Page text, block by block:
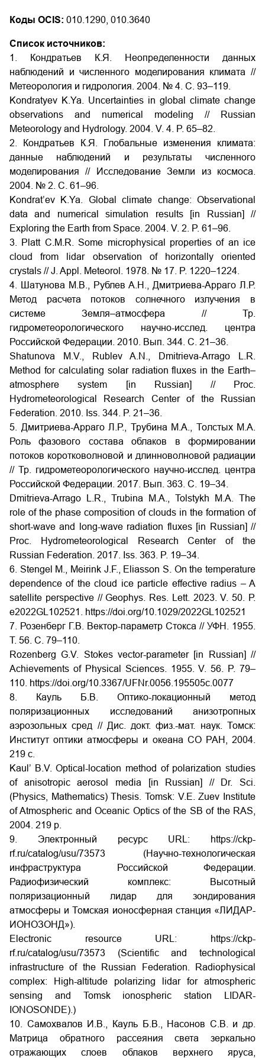
Коды OCIS: 010.1290, 010.3640
Список источников:
1. Кондратьев К.Я. Неопределенности данных
наблюдений и численного моделирования климата //
Метеорология и гидрология. 2004. № 4. С. 93–119.
Kondratyev K.Ya. Uncertainties in global climate change
observations and numerical modeling // Russian
Meteorology and Hydrology. 2004. V. 4. P. 65–82.
2. Кондратьев К.Я. Глобальные изменения климата:
данные наблюдений и результаты численного
моделирования // Исследование Земли из космоса.
2004. № 2. С. 61–96.
Kondrat’ev K.Ya. Global climate change: Observational
data and numerical simulation results [in Russian] //
Exploring the Earth from Space. 2004. V. 2. P. 61–96.
3. Platt C.M.R. Some microphysical properties of an ice
cloud from lidar observation of horizontally oriented
crystals // J. Appl. Meteorol. 1978. № 17. P. 1220–1224.
4. Шатунова М.В., Рублев А.Н., Дмитриева-Арраго Л.Р.
Метод расчета потоков солнечного излучения в
системе Земля–атмосфера
// Тр.
гидрометеорологического научно-исслед. центра
Российской Федерации. 2010. Вып. 344. С. 21–36.
Shatunova M.V., Rublev A.N., Dmitrieva-Arrago L.R.
Method for calculating solar radiation fluxes in the Earth–
atmosphere system [in Russian] // Proc.
Hydrometeorological Research Center of the Russian
Federation. 2010. Iss. 344. P. 21–36.
5. Дмитриева-Арраго Л.Р., Трубина М.А., Толстых М.А.
Роль фазового состава облаков в формировании
потоков коротковолновой и длинноволновой радиации
// Тр. гидрометеорологического научно-исслед. центра
Российской Федерации. 2017. Вып. 363. С. 19–34.
Dmitrieva-Arrago L.R., Trubina M.A., Tolstykh M.A. The
role of the phase composition of clouds in the formation of
short-wave and long-wave radiation fluxes [in Russian] //
Proc. Hydrometeorological Research Center of the
Russian Federation. 2017. Iss. 363. P. 19–34.
6. Stengel M., Meirink J.F., Eliasson S. On the temperature
dependence of the cloud ice particle effective radius – A
satellite perspective // Geophys. Res. Lett. 2023. V. 50. Р.
e2022GL102521
. https://doi.org/10.1029/2022GL102521
7. Розенберг Г.В. Вектор-параметр Стокса // УФН. 1955.
Т. 56. С. 79–110.
Rozenberg G.V. Stokes vector-parameter [in Russian] //
Achievements of Physical Sciences. 1955. V. 56. P. 79–
110. https://doi.org/10.3367/UFNr.0056.195505c.0077
8. Кауль Б.В. Оптико-локационный метод
поляризационных исследований анизотропных
аэрозольных сред // Дис. докт. физ.-мат. наук. Томск:
Институт оптики атмосферы и океана СО РАН, 2004.
219 с.
Kaul’ B.V. Optical-location method of polarization studies
of anisotropic aerosol media [in Russian] // Dr. Sci.
(Physics, Mathematics) Thesis. Tomsk: V.E. Zuev Institute
of Atmospheric and Oceanic Optics of the SB of the RAS,
2004. 219 p.
9. Электронный ресурс URL: https://ckp-
rf.ru/catalog/usu/73573 (Научно-технологическая
инфраструктура Российской Федерации.
Радиофизический комплекс: Высотный
поляризационный лидар для зондирования
атмосферы и Томская ионосферная станция «ЛИДАР-
ИОНОЗОНД»).
Electronic resource URL: https://ckp-
rf.ru/catalog/usu/73573 (Scientific and technological
infrastructure of the Russian Federation. Radiophysical
complex: High-altitude polarizing lidar for atmospheric
sensing and Tomsk ionospheric station LIDAR-
IONOSONDE).)
10. Самохвалов И.В., Кауль Б.В., Насонов С.В. и др.
Матрица обратного рассеяния света зеркально
отражающих слоев облаков верхнего яруса,